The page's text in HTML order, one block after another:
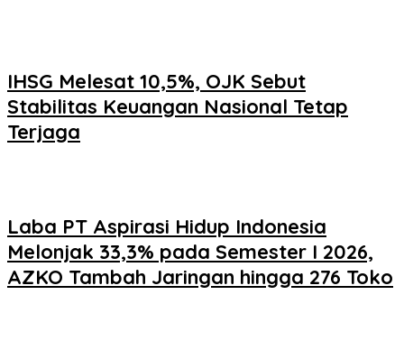
IHSG Melesat 10,5%, OJK Sebut
Stabilitas Keuangan Nasional Tetap
Terjaga
Laba PT Aspirasi Hidup Indonesia
Melonjak 33,3% pada Semester I 2026,
AZKO Tambah Jaringan hingga 276 Toko